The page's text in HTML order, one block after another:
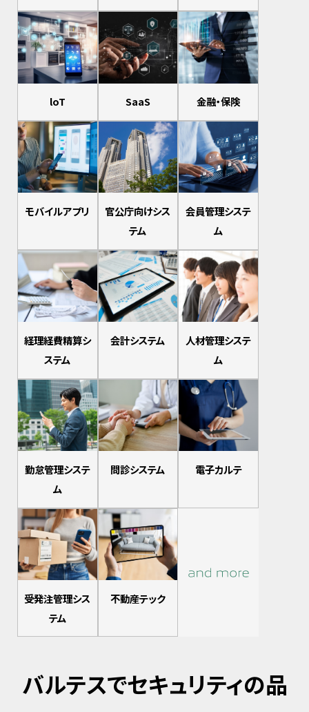
loT SaaS 金融・保険
モバイルアプリ
官公庁向けシス
テム
会員管理システ
ム
経理経費精算シ
ステム
会計システム
人材管理システ
ム
勤怠管理システ
ム
問診システム 電子カルテ
受発注管理シス
テム
不動産テック
バルテスでセキュリティの品